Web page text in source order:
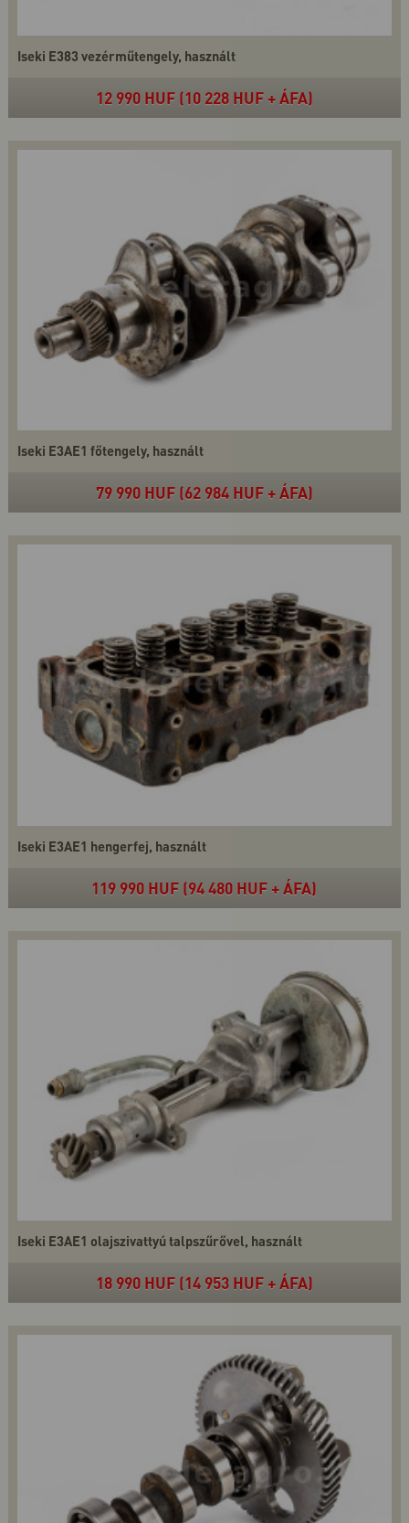
Iseki E383 vezérműtengely, használt
12 990 HUF (10 228 HUF + ÁFA)
Iseki E3AE1 főtengely, használt
79 990 HUF (62 984 HUF + ÁFA)
Iseki E3AE1 hengerfej, használt
119 990 HUF (94 480 HUF + ÁFA)
Iseki E3AE1 olajszivattyú talpszűrővel, használt
18 990 HUF (14 953 HUF + ÁFA)